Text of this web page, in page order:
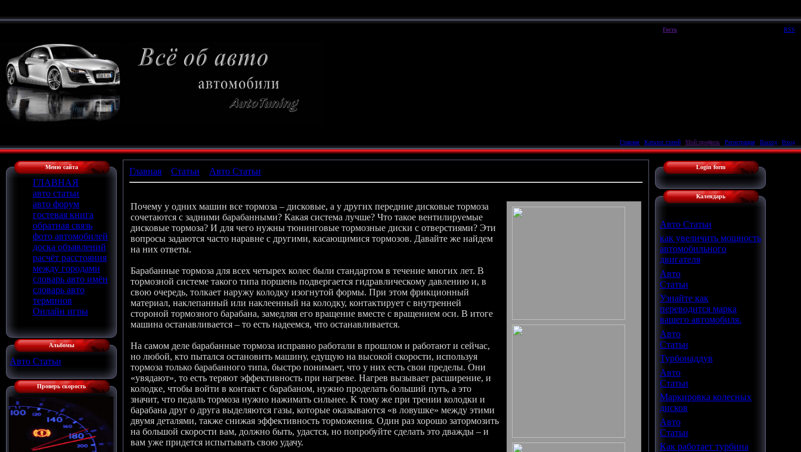
Гость RSS
Главная Каталог статей Мой профиль Регистрация Выход Вход
Меню сайта
ГЛАВНАЯ
авто статьи
авто форум
гостевая книга
обратная связь
фото автомобилей
доска объявлений
расчёт расстояния
между городами
словарь авто имён
словарь авто
терминов
Онлайн игры
Альбомы
Авто Статьи
Проверь скорость
Главная Статьи Авто Статьи
Почему у одних машин все тормоза – дисковые, а у других передние дисковые тормоза
сочетаются с задними барабанными? Какая система лучше? Что такое вентилируемые
дисковые тормоза? И для чего нужны тюнинговые тормозные диски с отверстиями? Эти
вопросы задаются часто наравне с другими, касающимися тормозов. Давайте же найдем
на них ответы.
Барабанные тормоза для всех четырех колес были стандартом в течение многих лет. В
тормозной системе такого типа поршень подвергается гидравлическому давлению и, в
свою очередь, толкает наружу колодку изогнутой формы. При этом фрикционный
материал, наклепанный или наклеенный на колодку, контактирует с внутренней
стороной тормозного барабана, замедляя его вращение вместе с вращением оси. В итоге
машина останавливается – то есть надеемся, что останавливается.
На самом деле барабанные тормоза исправно работали в прошлом и работают и сейчас,
но любой, кто пытался остановить машину, едущую на высокой скорости, используя
тормоза только барабанного типа, быстро понимает, что у них есть свои пределы. Они
«увядают», то есть теряют эффективность при нагреве. Нагрев вызывает расширение, и
колодке, чтобы войти в контакт с барабаном, нужно проделать больший путь, а это
значит, что педаль тормоза нужно нажимать сильнее. К тому же при трении колодки и
барабана друг о друга выделяются газы, которые оказываются «в ловушке» между этими
двумя деталями, также снижая эффективность торможения. Один раз хорошо затормозить
на большой скорости вам, должно быть, удастся, но попробуйте сделать это дважды – и
вам уже придется испытывать свою удачу.
Login form
Календарь
Авто Статьи
как увеличить мощность
автомобильного
двигателя
Авто
Статьи
Узнайте как
переводится марка
вашего автомобиля.
Авто
Статьи
Турбонаддув
Авто
Статьи
Маркировка колесных
дисков
Авто
Статьи
Как работает турбина